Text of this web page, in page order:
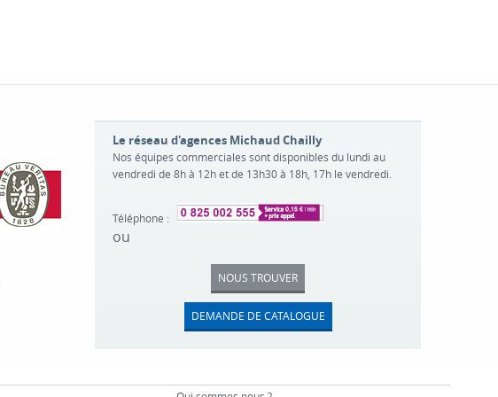
Le réseau d'agences Michaud Chailly
Nos équipes commerciales sont disponibles du lundi au
vendredi de 8h à 12h et de 13h30 à 18h, 17h le vendredi.
Téléphone :
ou
NOUS TROUVER
DEMANDE DE CATALOGUE